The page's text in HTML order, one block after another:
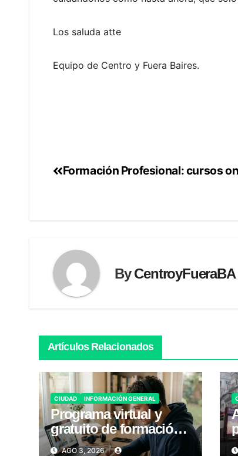
Los saluda atte
Equipo de Centro y Fuera Baires.
Navegación
Formación Profesional: cursos
ByCentroyFueraBA
Artículos Relacionados
CIUDAD INFORMACIÓN GENERAL
Programa virtual y
gratuito de formación
laboral en CABA
AGO 3, 2026